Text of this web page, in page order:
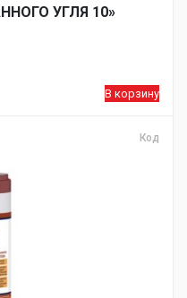
УГЛЯ 10»
В корзину
Код